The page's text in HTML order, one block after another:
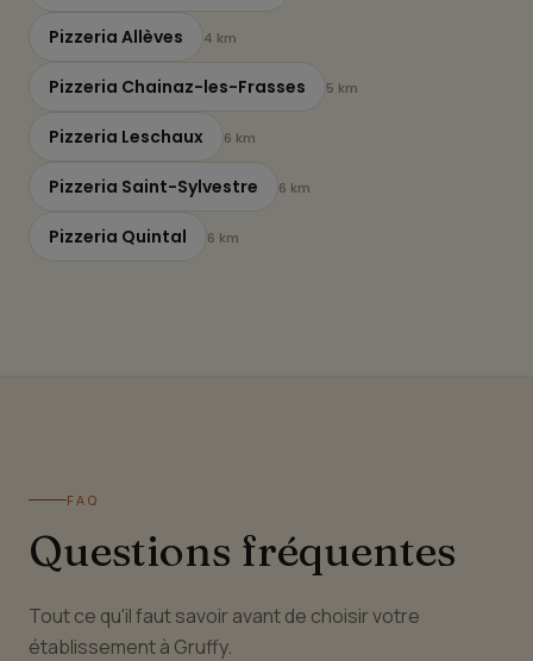
Pizzeria Allèves 4 km
Pizzeria Chainaz-les-Frasses 5 km
Pizzeria Leschaux 6 km
Pizzeria Saint-Sylvestre 6 km
Pizzeria Quintal 6 km
FAQ
Questions fréquentes
Tout ce qu'il faut savoir avant de choisir votre
établissement à Gruffy.